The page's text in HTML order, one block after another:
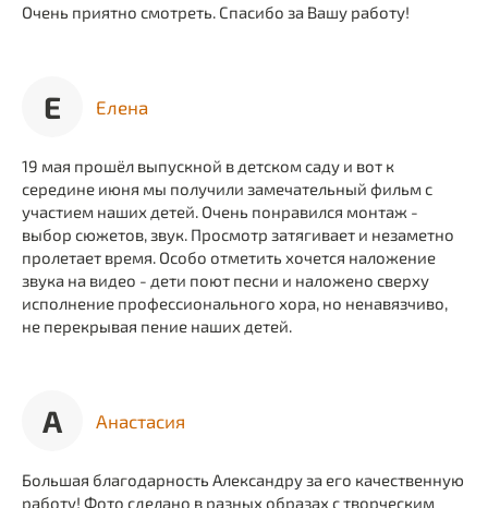
Очень приятно смотреть. Спасибо за Вашу работу!
Е Елена
19 мая прошёл выпускной в детском саду и вот к
середине июня мы получили замечательный фильм с
участием наших детей. Очень понравился монтаж -
выбор сюжетов, звук. Просмотр затягивает и незаметно
пролетает время. Особо отметить хочется наложение
звука на видео - дети поют песни и наложено сверху
исполнение профессионального хора, но ненавязчиво,
не перекрывая пение наших детей.
А Анастасия
Большая благодарность Александру за его качественную
работу! Фото сделано в разных образах с творческим